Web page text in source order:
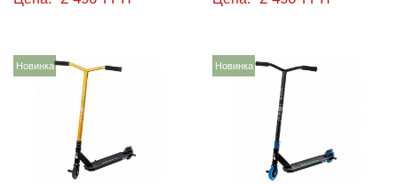
Новинка Новинка